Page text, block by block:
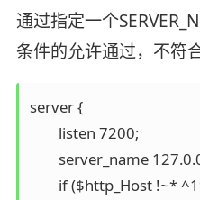
通过指定一个
条件的允许通过，不符
server {
        listen 7200;
server_name
if ($http_Host